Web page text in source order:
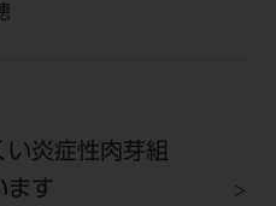
炎症性肉芽組
す